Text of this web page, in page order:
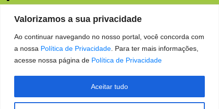
Valorizamos a sua privacidade
Ao continuar navegando no nosso portal, você concorda com
a nossa Política de Privacidade . Para ter mais informações,
acesse nossa página de Política de Privacidade
Aceitar tudo
Glossário [G]
Menu [1]
Carta de Serviços